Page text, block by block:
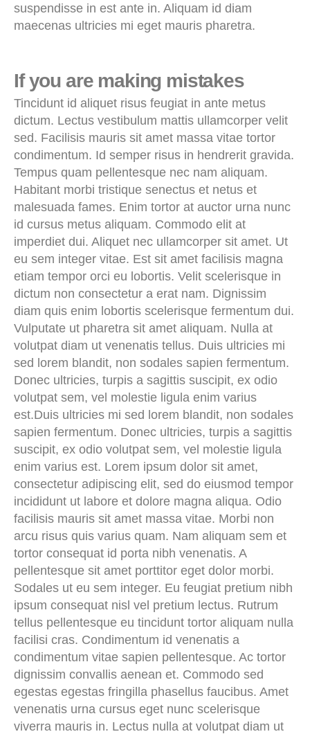
suspendisse in est ante in. Aliquam id diam
maecenas ultricies mi eget mauris pharetra.
If you are making mistakes
Tincidunt id aliquet risus feugiat in ante metus
dictum. Lectus vestibulum mattis ullamcorper velit
sed. Facilisis mauris sit amet massa vitae tortor
condimentum. Id semper risus in hendrerit gravida.
Tempus quam pellentesque nec nam aliquam.
Habitant morbi tristique senectus et netus et
malesuada fames. Enim tortor at auctor urna nunc
id cursus metus aliquam. Commodo elit at
imperdiet dui. Aliquet nec ullamcorper sit amet. Ut
eu sem integer vitae. Est sit amet facilisis magna
etiam tempor orci eu lobortis. Velit scelerisque in
dictum non consectetur a erat nam. Dignissim
diam quis enim lobortis scelerisque fermentum dui.
Vulputate ut pharetra sit amet aliquam. Nulla at
volutpat diam ut venenatis tellus. Duis ultricies mi
sed lorem blandit, non sodales sapien fermentum.
Donec ultricies, turpis a sagittis suscipit, ex odio
volutpat sem, vel molestie ligula enim varius
est.Duis ultricies mi sed lorem blandit, non sodales
sapien fermentum. Donec ultricies, turpis a sagittis
suscipit, ex odio volutpat sem, vel molestie ligula
enim varius est. Lorem ipsum dolor sit amet,
consectetur adipiscing elit, sed do eiusmod tempor
incididunt ut labore et dolore magna aliqua. Odio
facilisis mauris sit amet massa vitae. Morbi non
arcu risus quis varius quam. Nam aliquam sem et
tortor consequat id porta nibh venenatis. A
pellentesque sit amet porttitor eget dolor morbi.
Sodales ut eu sem integer. Eu feugiat pretium nibh
ipsum consequat nisl vel pretium lectus. Rutrum
tellus pellentesque eu tincidunt tortor aliquam nulla
facilisi cras. Condimentum id venenatis a
condimentum vitae sapien pellentesque. Ac tortor
dignissim convallis aenean et. Commodo sed
egestas egestas fringilla phasellus faucibus. Amet
venenatis urna cursus eget nunc scelerisque
viverra mauris in. Lectus nulla at volutpat diam ut